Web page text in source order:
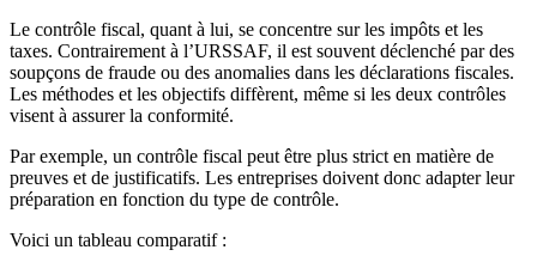
Le contrôle fiscal, quant à lui, se concentre sur les impôts et les
taxes. Contrairement à l’URSSAF, il est souvent déclenché par des
soupçons de fraude ou des anomalies dans les déclarations fiscales.
Les méthodes et les objectifs diffèrent, même si les deux contrôles
visent à assurer la conformité.
Par exemple, un contrôle fiscal peut être plus strict en matière de
preuves et de justificatifs. Les entreprises doivent donc adapter leur
préparation en fonction du type de contrôle.
Voici un tableau comparatif :